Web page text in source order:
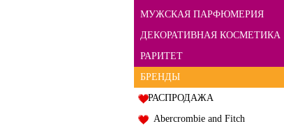
МУЖСКАЯ ПАРФЮМЕРИЯ
ДЕКОРАТИВНАЯ КОСМЕТИКА
РАРИТЕТ
БРЕНДЫ
РАСПРОДАЖА
Abercrombie and Fitch